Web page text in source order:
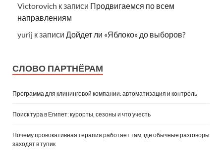
Victorovich к записи Продвигаемся по всем
направлениям
yurij к записи Дойдет ли «Яблоко» до выборов?
СЛОВО ПАРТНЁРАМ
Программа для клининговой компании: автоматизация и контроль
Поиск тура в Египет: курорты, сезоны и что учесть
Почему провокативная терапия работает там, где обычные разговоры
заходят в тупик